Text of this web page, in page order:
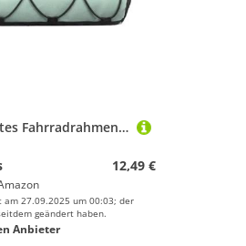
Wasserdichtes Fahrradrahmenpaket Verstellbares Montagegurt Leichter Aufbewahrung Für Pendlerabenteuer Abnehmbarer Fahrradrahmenbeutel Für Roadbikes
12,49 €
27.09.2025 um 00:03; der
geändert haben.
Anbieter